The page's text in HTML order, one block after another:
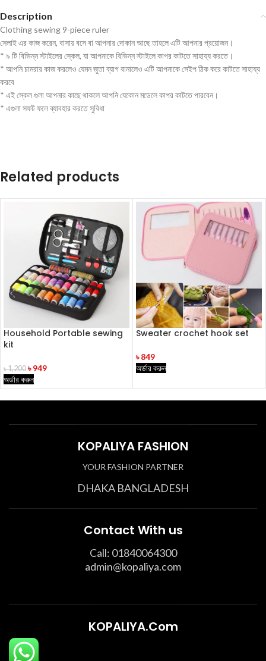
Description
Clothing sewing 9-piece ruler
সেলাই এর কাজ করেন, বাসায় বসে বা আপনার দোকান আছে তাহলে এটি আপনার প্রয়োজন।
* ৯ টি বিভিন্ন স্টাইলের স্কেল, যা আপনাকে বিভিন্ন স্টাইলে কাপর কাটতে সাহায্য করতে।
* আপনি চামরার কাজ করলেও যেমন জুতা ব্যাগ বানালেও এটি আপনাকে সেইপ ঠিক করে কাটতে সাহায্য
করবে
* এই স্কেল গুলা আপনার কাছে থাকলে আপনি যেকোন মডেলে কাপর কাটতে পারবেন।
* এগুলা সফট ফলে ব্যাবহার করতে সুবিধা
Related products
Household Portable sewing
kit
৳1,200 ৳949
অর্ডার করুন
Sweater crochet hook set
৳849
অর্ডার করুন
KOPALIYA FASHION
YOUR FASHION PARTNER
DHAKA BANGLADESH
Contact With us
Call: 01840064300
admin@kopaliya.com
KOPALIYA.Com